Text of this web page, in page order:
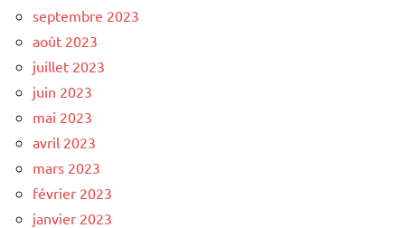
septembre 2023
août 2023
juillet 2023
juin 2023
mai 2023
avril 2023
mars 2023
février 2023
janvier 2023